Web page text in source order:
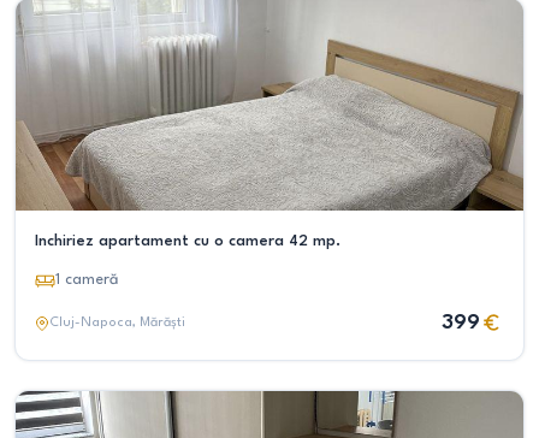
Inchiriez apartament cu o camera 42 mp.
1 cameră
Cluj-Napoca, Mărăști 399